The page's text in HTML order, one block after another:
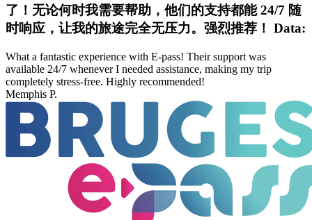
了！无论何时我需要帮助，他们的支持都能 24/7 随
时响应，让我的旅途完全无压力。强烈推荐！ Data:
What a fantastic experience with E-pass! Their support was
available 24/7 whenever I needed assistance, making my trip
completely stress-free. Highly recommended!
Memphis P.